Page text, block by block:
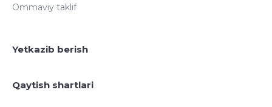
Ommaviy taklif
Yetkazib berish
Qaytish shartlari